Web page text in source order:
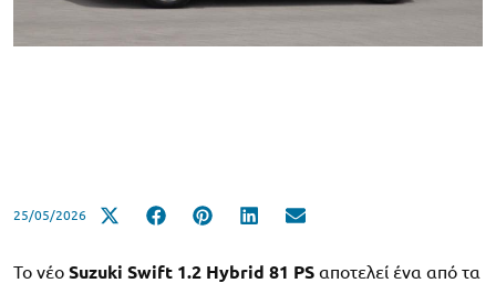
25/05/2026
Το νέο Suzuki Swift 1.2 Hybrid 81 PS αποτελεί ένα από τα